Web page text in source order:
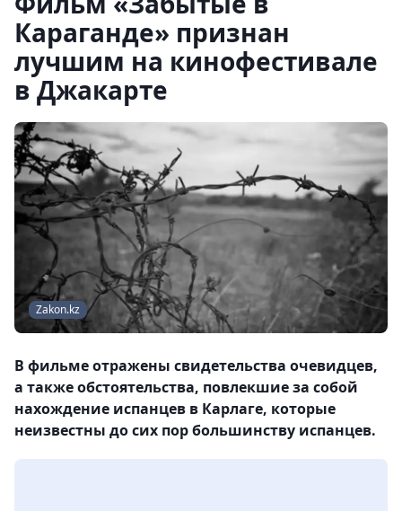
Караганде» признан
лучшим на кинофестивале
в Джакарте
Zakon.kz
В фильме отражены свидетельства очевидцев,
а также обстоятельства, повлекшие за собой
нахождение испанцев в Карлаге, которые
неизвестны до сих пор большинству испанцев.